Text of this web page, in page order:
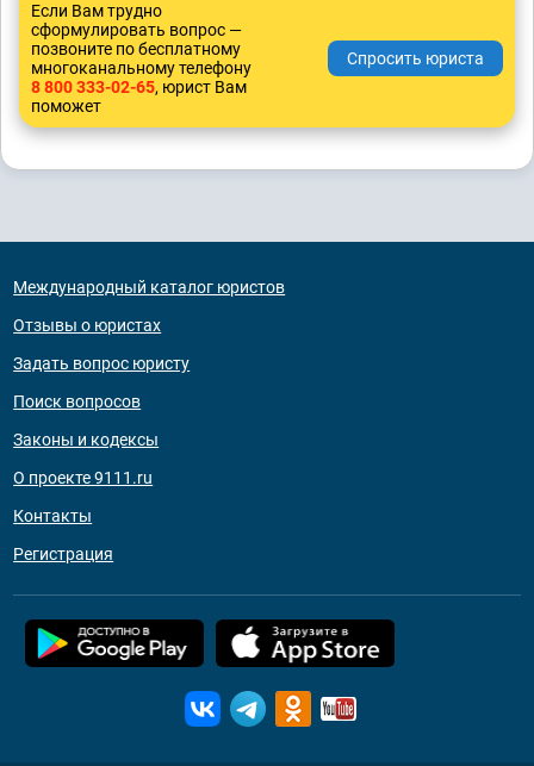
Если Вам трудно
сформулировать вопрос —
позвоните по бесплатному
многоканальному телефону
8 800 333-02-65, юрист Вам
поможет
Международный каталог юристов
Отзывы о юристах
Задать вопрос юристу
Поиск вопросов
Законы и кодексы
О проекте 9111.ru
Контакты
Регистрация